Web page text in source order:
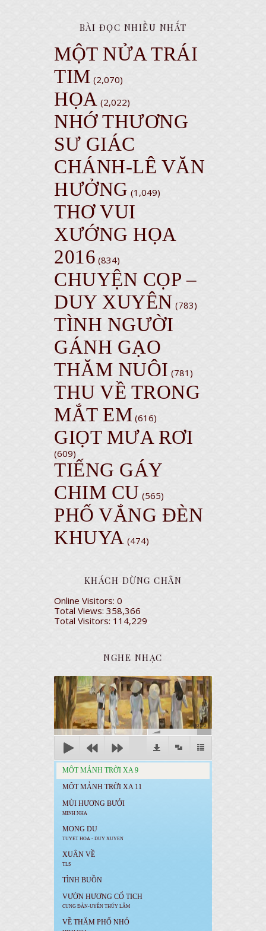
BÀI ĐỌC NHIỀU NHẤT
MỘT NỬA TRÁI
TIM (2,070)
HỌA (2,022)
NHỚ THƯƠNG
SƯ GIÁC
CHÁNH-LÊ VĂN
HƯỞNG (1,049)
THƠ VUI
XƯỚNG HỌA
2016 (834)
CHUYỆN CỌP –
DUY XUYÊN (783)
TÌNH NGƯỜI
GÁNH GẠO
THĂM NUÔI (781)
THU VỀ TRONG
MẮT EM (616)
GIỌT MƯA RƠI
(609)
TIẾNG GÁY
CHIM CU (565)
PHỐ VẮNG ĐÈN
KHUYA (474)
KHÁCH DỪNG CHÂN
Online Visitors:0
Total Views:358,366
Total Visitors: 114,229
NGHE NHẠC
00:00
MÔT MẢNH TRỜI XA 9
MÔT MẢNH TRỜI XA 11
MÙI HƯƠNG BƯỞI
MINH NHA
MONG DU
TUYET HOA - DUY XUYEN
XUÂN VỀ
TLS
TÌNH BUỒN
VƯỜN HƯƠNG CỔ TICH
CUNG ĐÀN-UYÊN THÚY LÂM
VỀ THĂM PHỐ NHỎ